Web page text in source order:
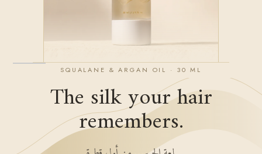
SQUALANE & ARGAN OIL · 30 ML
The silk your hair
remembers.